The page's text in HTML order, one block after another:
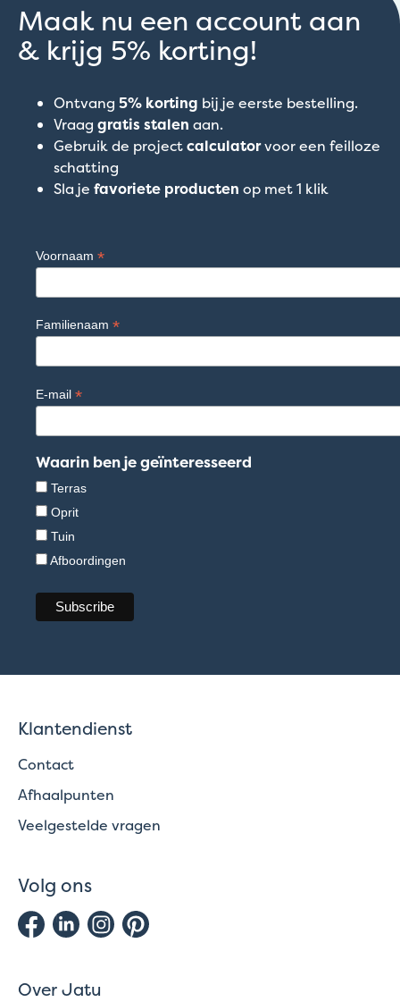
Maak nu een account aan
& krijg 5% korting!
Ontvang 5% korting bij je eerste bestelling.
Vraag gratis stalen aan.
Gebruik de projectcalculatorvoor een feilloze
schatting
Sla je favoriete producten op met 1 klik
Voornaam *
Familienaam *
E-mail *
Waarin ben je geïnteresseerd
Terras
Oprit
Tuin
Afboordingen
Klantendienst
Contact
Afhaalpunten
Veelgestelde vragen
Volg ons
Over Jatu